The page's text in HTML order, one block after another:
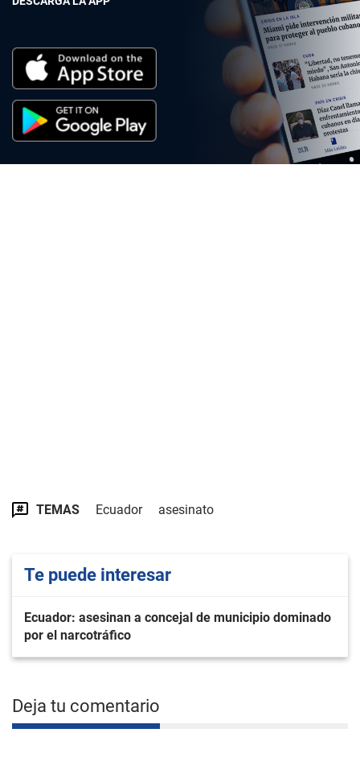
TEMAS Ecuador asesinato
Te puede interesar
Ecuador: asesinan a concejal de municipio dominado
por el narcotráfico
Deja tu comentario